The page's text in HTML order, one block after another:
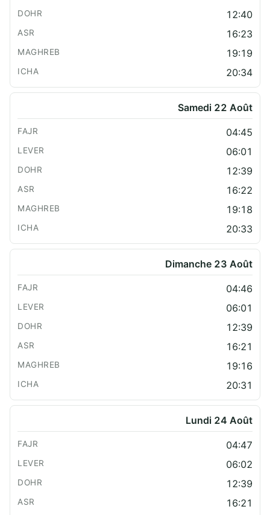
12:40
16:23
19:19
20:34
Samedi 22 Août
04:45
06:01
12:39
16:22
19:18
20:33
Dimanche 23 Août
04:46
06:01
12:39
16:21
19:16
20:31
Lundi 24 Août
04:47
06:02
12:39
16:21